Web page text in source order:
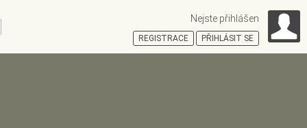
Nejste přihlášen
REGISTRACE PŘIHLÁSIT SE